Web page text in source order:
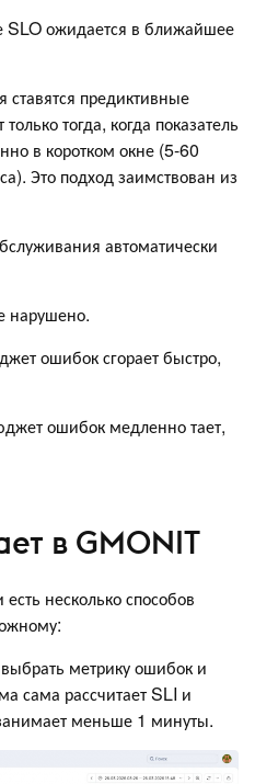
ожидается в ближайшее
ставятся предиктивные
тогда, когда показатель
в коротком окне (5-60
Это подход заимствован из
автоматически
нарушено.
ошибок сгорает быстро,
ошибок медленно тает,
в GMONIT
несколько способов
метрику ошибок и
сама рассчитает SLI и
меньше 1 минуты.